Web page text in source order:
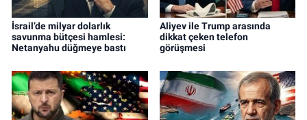
İsrail’de milyar dolarlık
savunma bütçesi hamlesi:
Netanyahu düğmeye bastı
Aliyev ile Trump arasında
dikkat çeken telefon
görüşmesi